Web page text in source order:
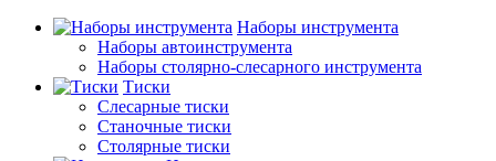
Наборы инструмента
Наборы автоинструмента
Наборы столярно-слесарного инструмента
Тиски
Слесарные тиски
Станочные тиски
Столярные тиски